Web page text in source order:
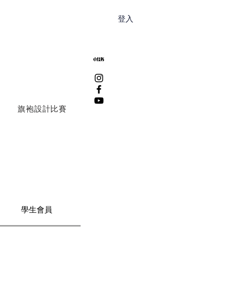
登入
旗袍設計比賽
學生會員